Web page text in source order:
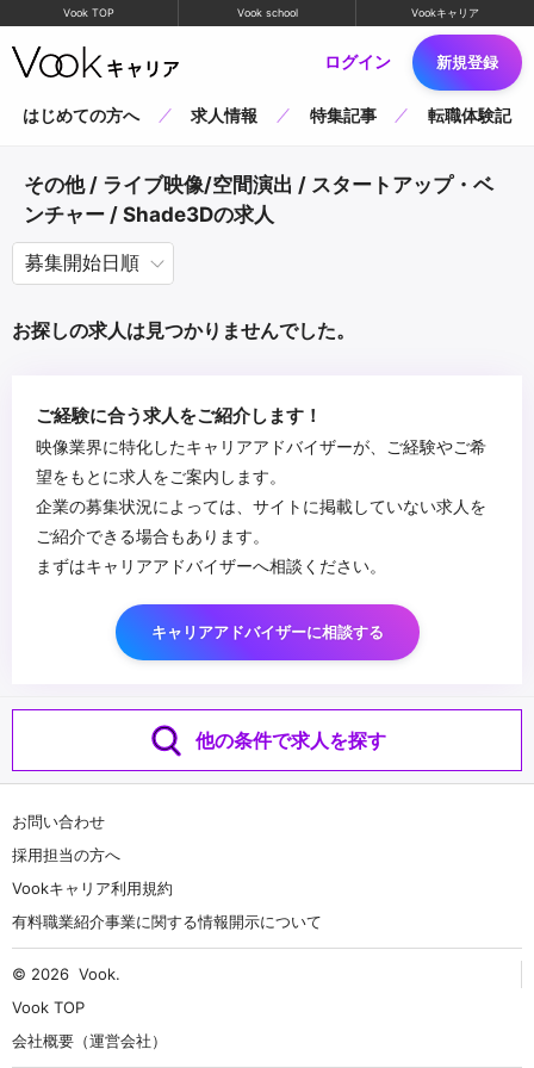
Vook TOP Vook school Vookキャリア
ログイン 新規登録
はじめての方へ 求人情報 特集記事 転職体験記
その他 / ライブ映像/空間演出 / スタートアップ・ベ
ンチャー / Shade3Dの求人
お探しの求人は見つかりませんでした。
ご経験に合う求人をご紹介します！
映像業界に特化したキャリアアドバイザーが、ご経験やご希
望をもとに求人をご案内します。
企業の募集状況によっては、サイトに掲載していない求人を
ご紹介できる場合もあります。
まずはキャリアアドバイザーへ相談ください。
キャリアアドバイザーに相談する
他の条件で求人を探す
お問い合わせ
採用担当の方へ
Vookキャリア利用規約
有料職業紹介事業に関する情報開示について
© 2026 Vook.
Vook TOP
会社概要（運営会社）